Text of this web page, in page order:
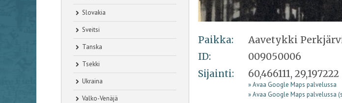
Slovakia
Sveitsi
Tanska
Tsekki
Ukraina
Valko-Venäjä
Paikka:
Aavetykki
ID:
009050006
Sijainti:
60,466111, 29,197222
» Avaa Google Maps palvelussa
» Avaa Google Maps palvelussa